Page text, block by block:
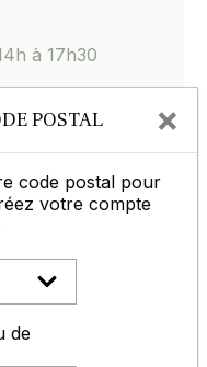
à 17h30
POSTAL ×
code postal pour
votre compte
de